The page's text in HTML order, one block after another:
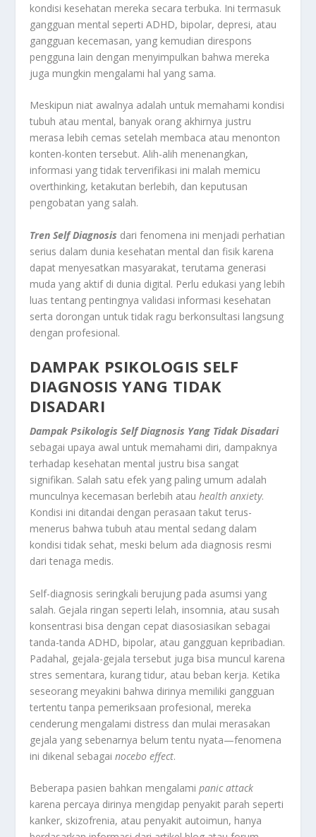
kondisi kesehatan mereka secara terbuka. Ini termasuk
gangguan mental seperti ADHD, bipolar, depresi, atau
gangguan kecemasan, yang kemudian direspons
pengguna lain dengan menyimpulkan bahwa mereka
juga mungkin mengalami hal yang sama.
Meskipun niat awalnya adalah untuk memahami kondisi
tubuh atau mental, banyak orang akhirnya justru
merasa lebih cemas setelah membaca atau menonton
konten-konten tersebut. Alih-alih menenangkan,
informasi yang tidak terverifikasi ini malah memicu
overthinking, ketakutan berlebih, dan keputusan
pengobatan yang salah.
Tren Self Diagnosis dari fenomena ini menjadi perhatian
serius dalam dunia kesehatan mental dan fisik karena
dapat menyesatkan masyarakat, terutama generasi
muda yang aktif di dunia digital. Perlu edukasi yang lebih
luas tentang pentingnya validasi informasi kesehatan
serta dorongan untuk tidak ragu berkonsultasi langsung
dengan profesional.
DAMPAK PSIKOLOGIS SELF
DIAGNOSIS YANG TIDAK
DISADARI
Dampak Psikologis Self Diagnosis Yang Tidak Disadari
sebagai upaya awal untuk memahami diri, dampaknya
terhadap kesehatan mental justru bisa sangat
signifikan. Salah satu efek yang paling umum adalah
munculnya kecemasan berlebih atauhealth anxiety.
Kondisi ini ditandai dengan perasaan takut terus-
menerus bahwa tubuh atau mental sedang dalam
kondisi tidak sehat, meski belum ada diagnosis resmi
dari tenaga medis.
Self-diagnosis seringkali berujung pada asumsi yang
salah. Gejala ringan seperti lelah, insomnia, atau susah
konsentrasi bisa dengan cepat diasosiasikan sebagai
tanda-tanda ADHD, bipolar, atau gangguan kepribadian.
Padahal, gejala-gejala tersebut juga bisa muncul karena
stres sementara, kurang tidur, atau beban kerja. Ketika
seseorang meyakini bahwa dirinya memiliki gangguan
tertentu tanpa pemeriksaan profesional, mereka
cenderung mengalami distress dan mulai merasakan
gejala yang sebenarnya belum tentu nyata—fenomena
ini dikenal sebagainocebo effect.
Beberapa pasien bahkan mengalamipanic attack
karena percaya dirinya mengidap penyakit parah seperti
kanker, skizofrenia, atau penyakit autoimun, hanya